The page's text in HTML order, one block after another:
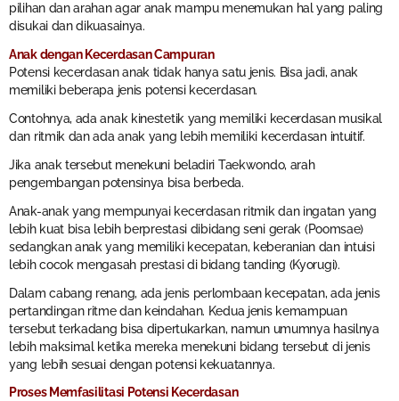
pilihan dan arahan agar anak mampu menemukan hal yang paling
disukai dan dikuasainya.
Anak dengan Kecerdasan Campuran
Potensi kecerdasan anak tidak hanya satu jenis. Bisa jadi, anak
memiliki beberapa jenis potensi kecerdasan.
Contohnya, ada anak kinestetik yang memiliki kecerdasan musikal
dan ritmik dan ada anak yang lebih memiliki kecerdasan intuitif.
Jika anak tersebut menekuni beladiri Taekwondo, arah
pengembangan potensinya bisa berbeda.
Anak-anak yang mempunyai kecerdasan ritmik dan ingatan yang
lebih kuat bisa lebih berprestasi dibidang seni gerak (Poomsae)
sedangkan anak yang memiliki kecepatan, keberanian dan intuisi
lebih cocok mengasah prestasi di bidang tanding (Kyorugi).
Dalam cabang renang, ada jenis perlombaan kecepatan, ada jenis
pertandingan ritme dan keindahan. Kedua jenis kemampuan
tersebut terkadang bisa dipertukarkan, namun umumnya hasilnya
lebih maksimal ketika mereka menekuni bidang tersebut di jenis
yang lebih sesuai dengan potensi kekuatannya.
Proses Memfasilitasi Potensi Kecerdasan